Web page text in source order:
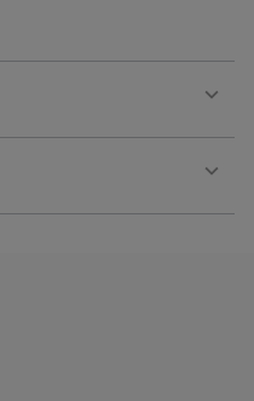
or
or